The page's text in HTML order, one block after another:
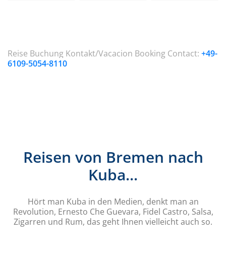
Reise Buchung Kontakt/Vacacion Booking Contact: +49-
6109-5054-8110
Reisen von Bremen nach
Kuba...
Hört man Kuba in den Medien, denkt man an
Revolution, Ernesto Che Guevara, Fidel Castro, Salsa,
Zigarren und Rum, das geht Ihnen vielleicht auch so.